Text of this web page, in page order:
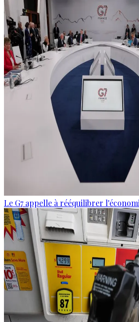
Le G7 appelle à rééquilibrer